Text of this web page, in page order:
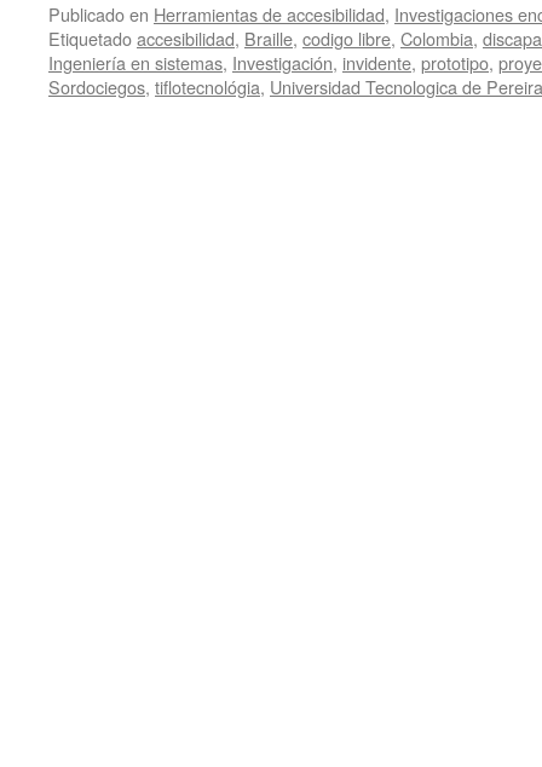
Publicado en Herramientas de accesibilidad, Investigaciones
Etiquetadoaccesibilidad, Braille, codigo libre, Colombia,
Ingeniería en sistemas, Investigación, invidente, prototipo,
Sordociegos, tiflotecnológia, Universidad Tecnologica de Pereira